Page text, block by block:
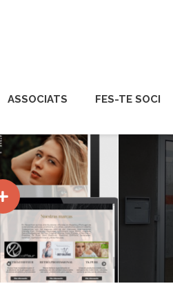
ASSOCIATS FES-TE SOCI